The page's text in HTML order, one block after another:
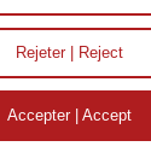
Rejeter | Reject
Accepter | Accept